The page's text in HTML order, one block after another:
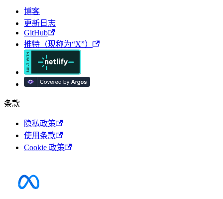
博客
更新日志
GitHub
推特（现称为“X”）
条款
隐私政策
使用条款
Cookie 政策